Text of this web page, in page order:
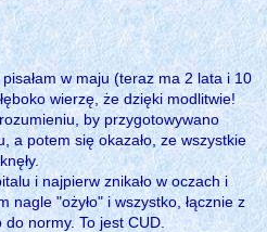
w maju (teraz ma 2 lata i 10
wierzę, że dzięki modlitwie!
by przygotowywano
a potem się okazało, ze wszystkie
i najpierw znikało w oczach i
nagle "ożyło" i wszystko, łącznie z
normy. To jest CUD.